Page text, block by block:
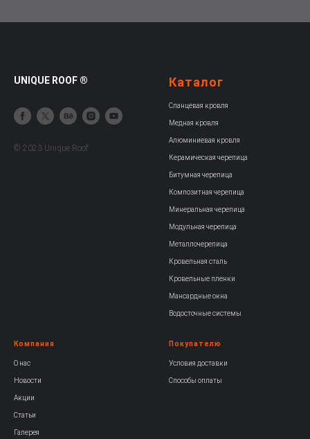
UNIQUE ROOF ®
© 2023 Unique Roof
Каталог
Сланцевая кровля
Медная кровля
Алюминиевая кровля
Керамическая черепица
Битумная черепица
Композитная черепица
Минеральная черепица
Модульная черепица
Металлочерепица
Кровельная сталь
Кровельные пленки
Мансардные окна
Водосточные системы
Компания
О нас
Новости
Акции
Статьи
Галерея
Покупателю
Условия доставки
Способы оплаты